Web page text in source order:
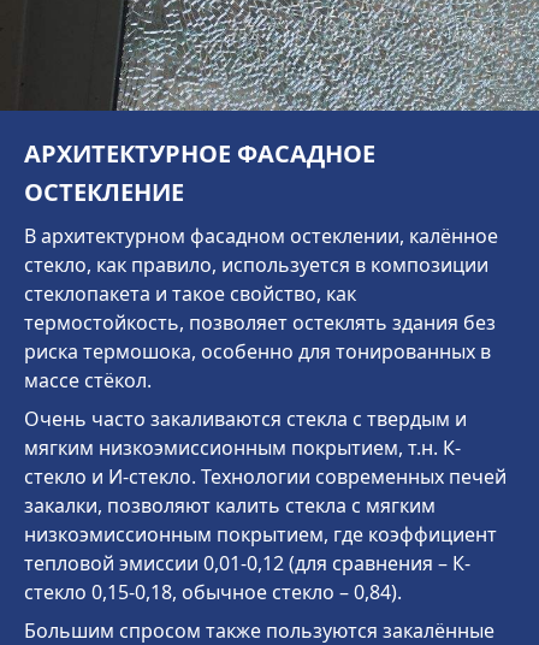
АРХИТЕКТУРНОЕ ФАСАДНОЕ
ОСТЕКЛЕНИЕ
В архитектурном фасадном остеклении, калённое
стекло, как правило, используется в композиции
стеклопакета и такое свойство, как
термостойкость, позволяет остеклять здания без
риска термошока, особенно для тонированных в
массе стёкол.
Очень часто закаливаются стекла с твердым и
мягким низкоэмиссионным покрытием, т.н. К-
стекло и И-стекло. Технологии современных печей
закалки, позволяют калить стекла с мягким
низкоэмиссионным покрытием, где коэффициент
тепловой эмиссии 0,01-0,12 (для сравнения – К-
стекло 0,15-0,18, обычное стекло – 0,84).
Большим спросом также пользуются закалённые